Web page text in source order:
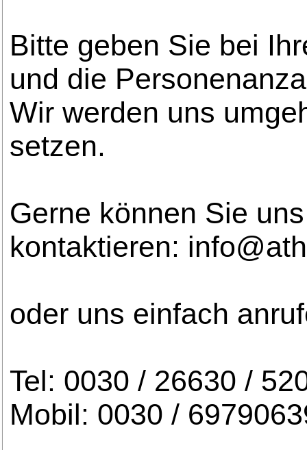
Bitte geben Sie bei
und die
Wir werden uns
setzen.
Gerne können Sie
kontaktieren:
oder uns einfach
Tel: 0030 / 26630 /
Mobil: 0030 /